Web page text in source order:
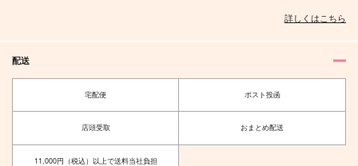
詳しくはこちら
配送
宅配便 ポスト投函
店頭受取 おまとめ配送
11,000円（税込）以上で送料当社負担